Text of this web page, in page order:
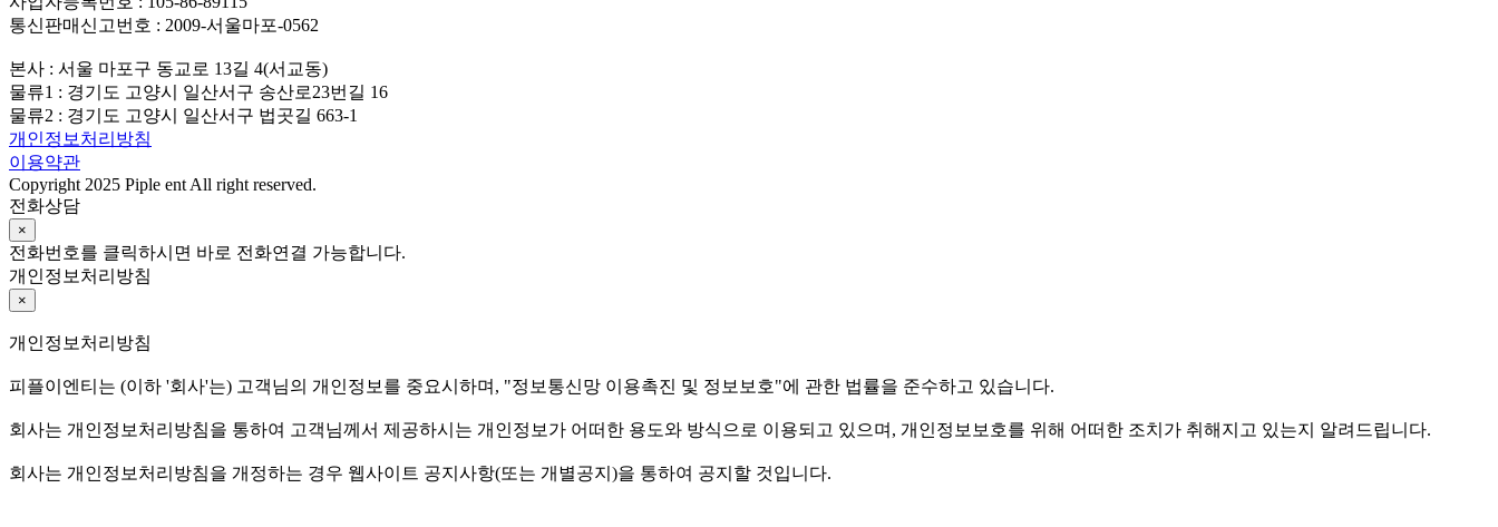
통신판매신고번호 : 2009-서울마포-0562
본사 : 서울 마포구 동교로 13길 4(서교동)
물류1 : 경기도 고양시 일산서구 송산로23번길 16
물류2 : 경기도 고양시 일산서구 법곳길 663-1
개인정보처리방침
이용약관
Copyright 2025 Piple ent All right reserved.
전화상담
×
전화번호를 클릭하시면 바로 전화연결 가능합니다.
개인정보처리방침
×
개인정보처리방침
피플이엔티는 (이하 '회사'는) 고객님의 개인정보를 중요시하며, "정보통신망 이용촉진 및 정보보호"에 관한 법률을 준수하고 있습니다.
회사는 개인정보처리방침을 통하여 고객님께서 제공하시는 개인정보가 어떠한 용도와 방식으로 이용되고 있으며, 개인정보보호를 위해 어떠한 조치가 취해지고 있는지 알려드립니다.
회사는 개인정보처리방침을 개정하는 경우 웹사이트 공지사항(또는 개별공지)을 통하여 공지할 것입니다.